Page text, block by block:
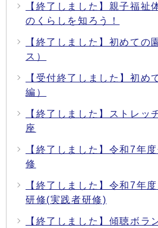
【終了しました】親子福
のくらしを知ろう！
【終了しました】初めての
ス）
【受付終了しました】初め
編）
【終了しました】ストレッ
座
【終了しました】令和7年
修
【終了しました】令和7年
研修(実践者研修)
【終了しました】傾聴ボラ